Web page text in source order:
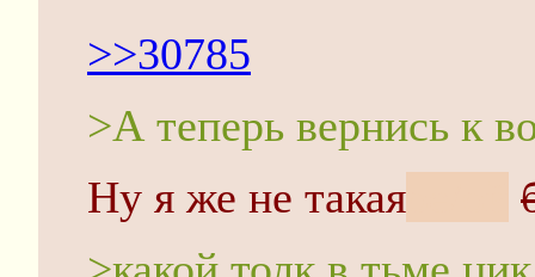
>>30785
>А теперь вернись к
Ну я же не такая